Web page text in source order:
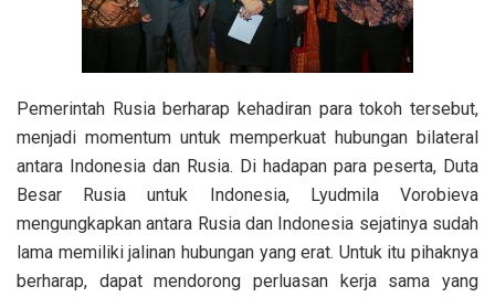
Pemerintah Rusia berharap kehadiran para tokoh tersebut,
menjadi momentum untuk memperkuat hubungan bilateral
antara Indonesia dan Rusia. Di hadapan para peserta, Duta
Besar Rusia untuk Indonesia, Lyudmila Vorobieva
mengungkapkan antara Rusia dan Indonesia sejatinya sudah
lama memiliki jalinan hubungan yang erat. Untuk itu pihaknya
berharap, dapat mendorong perluasan kerja sama yang